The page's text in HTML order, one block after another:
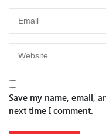
Save my name, email,
next time I comment.